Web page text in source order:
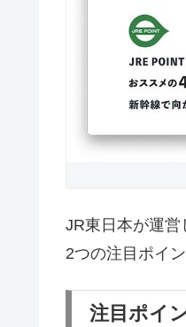
JR東日本が運営
2つの注目ポイ
注目ポイ